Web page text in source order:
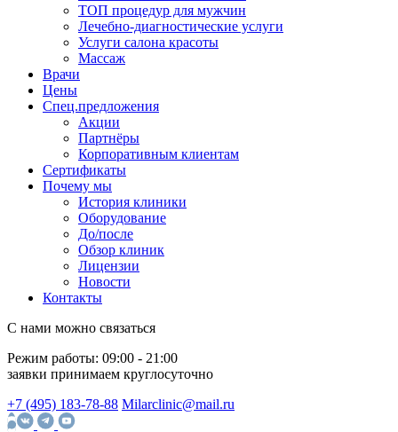
ТОП процедур для мужчин
Лечебно-диагностические услуги
Услуги салона красоты
Массаж
Врачи
Цены
Спец.предложения
Акции
Партнёры
Корпоративным клиентам
Сертификаты
Почему мы
История клиники
Оборудование
До/после
Обзор клиник
Лицензии
Новости
Контакты
С нами можно связаться
Режим работы: 09:00 - 21:00
заявки принимаем круглосуточно
+7 (495) 183-78-88 Milarclinic@mail.ru